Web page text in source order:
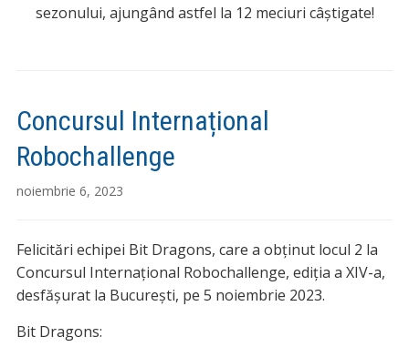
sezonului, ajungând astfel la 12 meciuri câștigate!
Concursul Internațional
Robochallenge
noiembrie 6, 2023
Felicitări echipei Bit Dragons, care a obținut locul 2 la
Concursul Internațional Robochallenge, ediția a XIV-a,
desfășurat la București, pe 5 noiembrie 2023.
Bit Dragons: